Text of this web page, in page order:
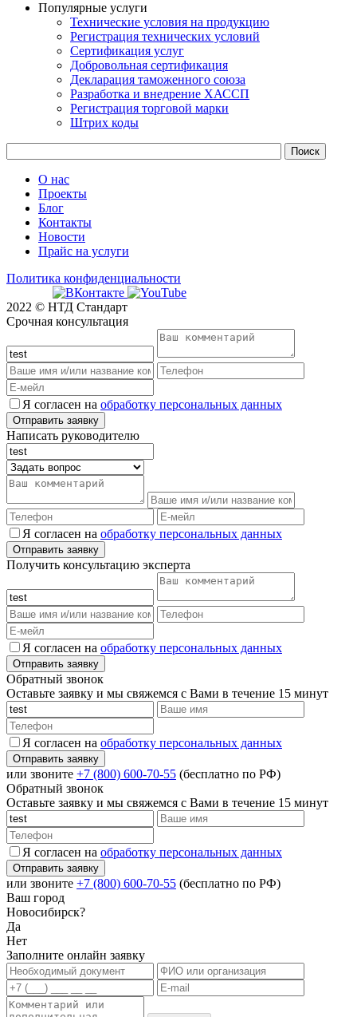
Популярные услуги
Технические условия на продукцию
Регистрация технических условий
Сертификация услуг
Добровольная сертификация
Декларация таможенного союза
Разработка и внедрение ХАССП
Регистрация торговой марки
Штрих коды
О нас
Проекты
Блог
Контакты
Новости
Прайс на услуги
Политика конфиденциальности
2022 © НТД Стандарт
Срочная консультация
Я согласен на обработку персональных данных
Написать руководителю
Я согласен на обработку персональных данных
Получить консультацию эксперта
Я согласен на обработку персональных данных
Обратный звонок
Оставьте заявку и мы свяжемся с Вами в течение 15 минут
Я согласен на обработку персональных данных
или звоните +7 (800) 600-70-55 (бесплатно по РФ)
Обратный звонок
Оставьте заявку и мы свяжемся с Вами в течение 15 минут
Я согласен на обработку персональных данных
или звоните +7 (800) 600-70-55 (бесплатно по РФ)
Ваш город
Новосибирск?
Да
Нет
Заполните онлайн заявку